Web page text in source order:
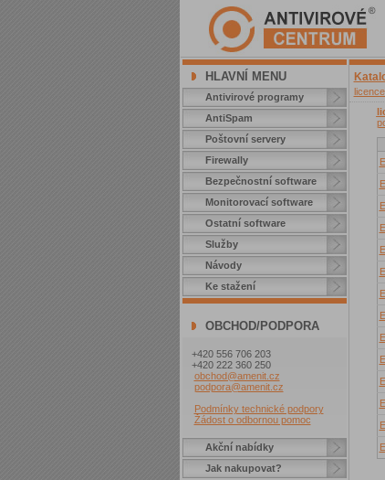
HLAVNÍ MENU
Antivirové programy
AntiSpam
Poštovní servery
Firewally
Bezpečnostní software
Monitorovací software
Ostatní software
Služby
Návody
Ke stažení
OBCHOD/PODPORA
+420 556 706 203
+420 222 360 250
obchod@amenit.cz
podpora@amenit.cz
Podmínky technické podpory
Žádost o odbornou pomoc
Akční nabídky
Jak nakupovat?